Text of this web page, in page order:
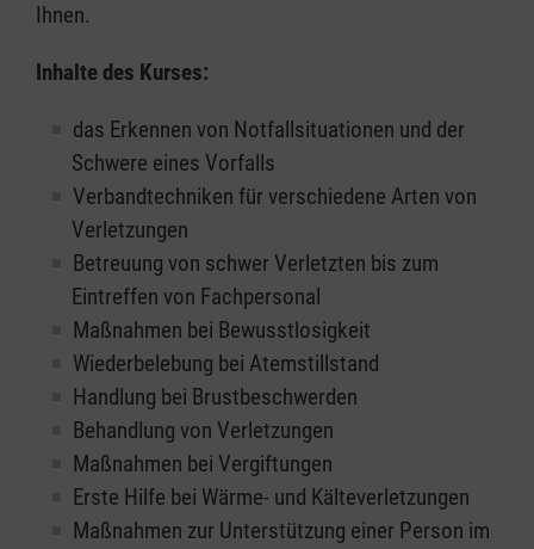
Ihnen.
Inhalte des Kurses:
das Erkennen von Notfallsituationen und der
Schwere eines Vorfalls
Verbandtechniken für verschiedene Arten von
Verletzungen
Betreuung von schwer Verletzten bis zum
Eintreffen von Fachpersonal
Maßnahmen bei Bewusstlosigkeit
Wiederbelebung bei Atemstillstand
Handlung bei Brustbeschwerden
Behandlung von Verletzungen
Maßnahmen bei Vergiftungen
Erste Hilfe bei Wärme- und Kälteverletzungen
Maßnahmen zur Unterstützung einer Person im